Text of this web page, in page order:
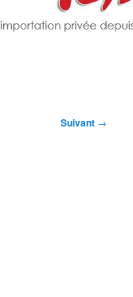
Suivant →